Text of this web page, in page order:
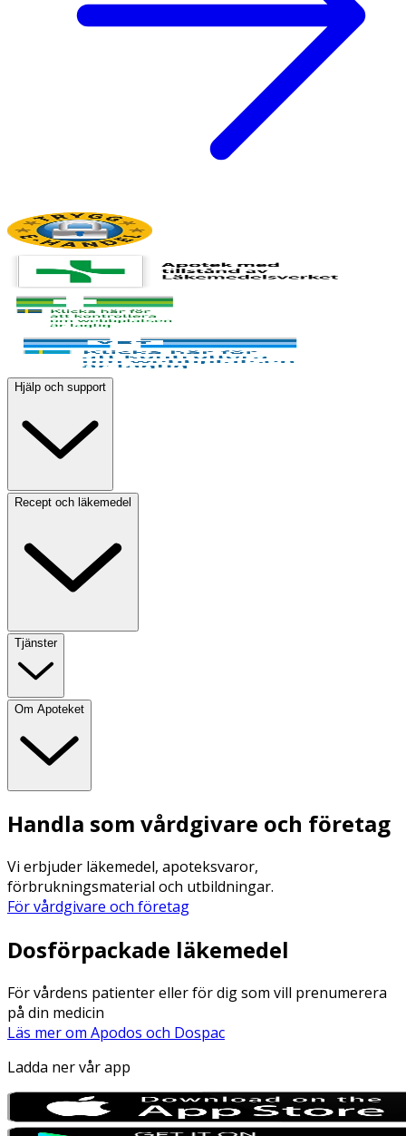
Hjälp och support
Recept och läkemedel
Tjänster
Om Apoteket
Handla som vårdgivare och företag
Vi erbjuder läkemedel, apoteksvaror,
förbrukningsmaterial och utbildningar.
För vårdgivare och företag
Dosförpackade läkemedel
För vårdens patienter eller för dig som vill prenumerera
på din medicin
Läs mer om Apodos och Dospac
Ladda ner vår app